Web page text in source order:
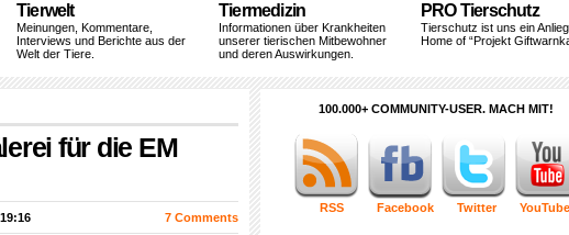
Tierwelt
Meinungen, Kommentare,
Interviews und Berichte aus der
Welt der Tiere.
Tiermedizin
Informationen über Krankheiten
unserer tierischen Mitbewohner
und deren Auswirkungen.
PRO Tierschutz
Tierschutz ist uns ein
Home of “Projekt
für die EM
7 Comments
100.000+ COMMUNITY-USER. MACH MIT!
RSS Facebook Twitter YouTube